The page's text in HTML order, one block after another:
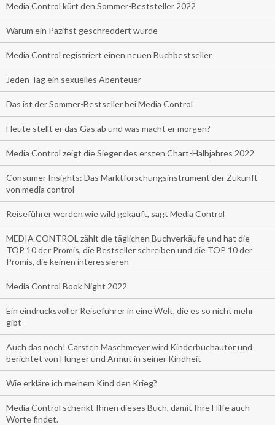
Media Control kürt den Sommer-Beststeller 2022
Warum ein Pazifist geschreddert wurde
Media Control registriert einen neuen Buchbestseller
Jeden Tag ein sexuelles Abenteuer
Das ist der Sommer-Bestseller bei Media Control
Heute stellt er das Gas ab und was macht er morgen?
Media Control zeigt die Sieger des ersten Chart-Halbjahres 2022
Consumer Insights: Das Marktforschungsinstrument der Zukunft
von media control
Reiseführer werden wie wild gekauft, sagt Media Control
MEDIA CONTROL zählt die täglichen Buchverkäufe und hat die
TOP 10 der Promis, die Bestseller schreiben und die TOP 10 der
Promis, die keinen interessieren
Media Control Book Night 2022
Ein eindrucksvoller Reiseführer in eine Welt, die es so nicht mehr
gibt
Auch das noch! Carsten Maschmeyer wird Kinderbuchautor und
berichtet von Hunger und Armut in seiner Kindheit
Wie erkläre ich meinem Kind den Krieg?
Media Control schenkt Ihnen dieses Buch, damit Ihre Hilfe auch
Worte findet.